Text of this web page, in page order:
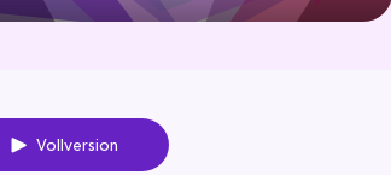
Vollversion